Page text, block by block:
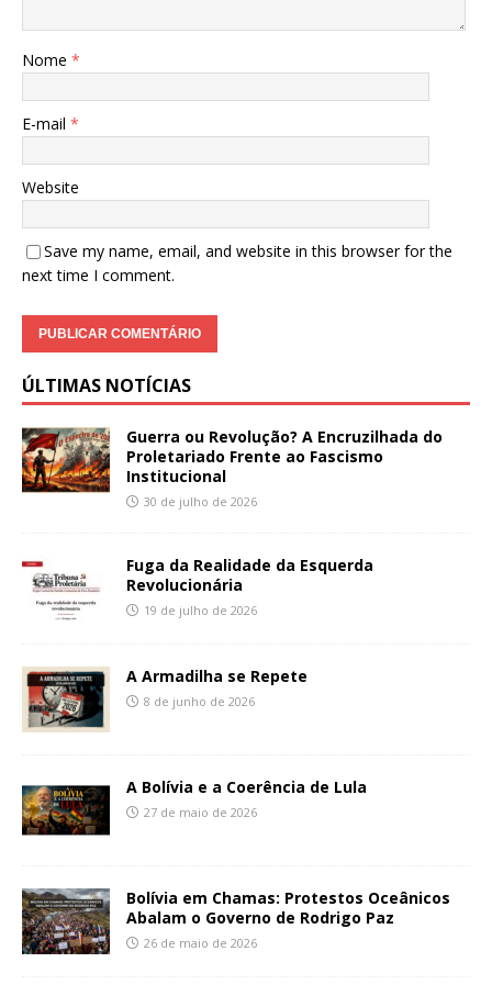
Nome *
E-mail *
Website
Save my name, email, and website in this browser for the
next time I comment.
ÚLTIMAS NOTÍCIAS
Guerra ou Revolução? A Encruzilhada do
Proletariado Frente ao Fascismo
Institucional
30 de julho de 2026
Fuga da Realidade da Esquerda
Revolucionária
19 de julho de 2026
A Armadilha se Repete
8 de junho de 2026
A Bolívia e a Coerência de Lula
27 de maio de 2026
Bolívia em Chamas: Protestos Oceânicos
Abalam o Governo de Rodrigo Paz
26 de maio de 2026